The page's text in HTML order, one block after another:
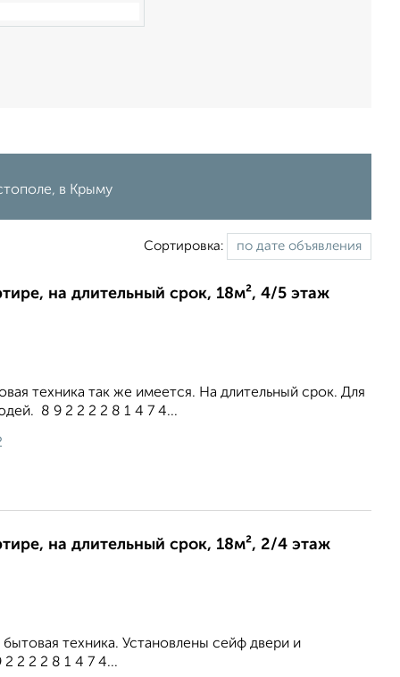
в Крыму
Сортировка:
на длительный срок, 18м², 4/5 этаж
техника так же имеется. На длительный срок. Для
8 9 2 2 2 2 8 1 4 7 4...
на длительный срок, 18м², 2/4 этаж
техника. Установлены сейф двери и
2 2 2 8 1 4 7 4...